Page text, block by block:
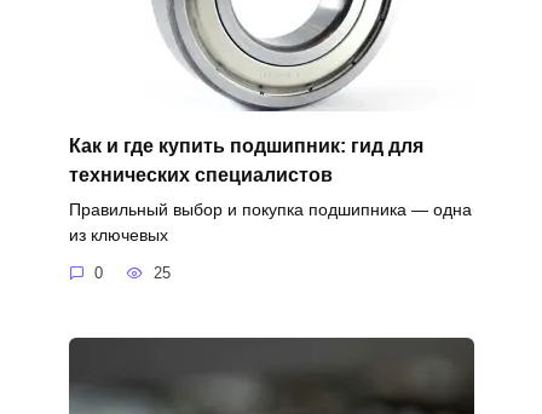
Как и где купить подшипник: гид для
технических специалистов
Правильный выбор и покупка подшипника — одна
из ключевых
0 25